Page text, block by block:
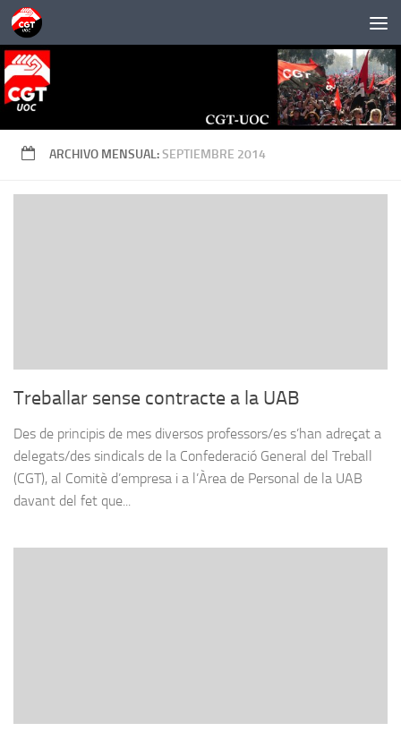
Saltar al contenido
ARCHIVO MENSUAL:SEPTIEMBRE 2014
Treballar sense contracte a la UAB
Des de principis de mes diversos professors/es s’han adreçat a
delegats/des sindicals de la Confederació General del Treball
(CGT), al Comitè d’empresa i a l’Àrea de Personal de la UAB
davant del fet que...